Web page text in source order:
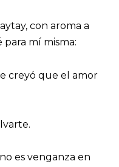
con aroma a
mí misma:
creyó que el amor
es venganza en